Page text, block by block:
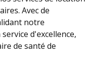
Avec de
notre
d'excellence,
de santé de